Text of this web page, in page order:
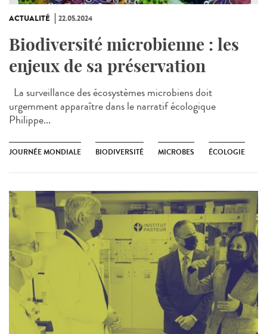
ACTUALITÉ 22.05.2024
Biodiversité microbienne : les
enjeux de sa préservation
La surveillance des écosystèmes microbiens doit
urgemment apparaître dans le narratif écologique
Philippe...
JOURNÉE MONDIALE BIODIVERSITÉ MICROBES ÉCOLOGIE